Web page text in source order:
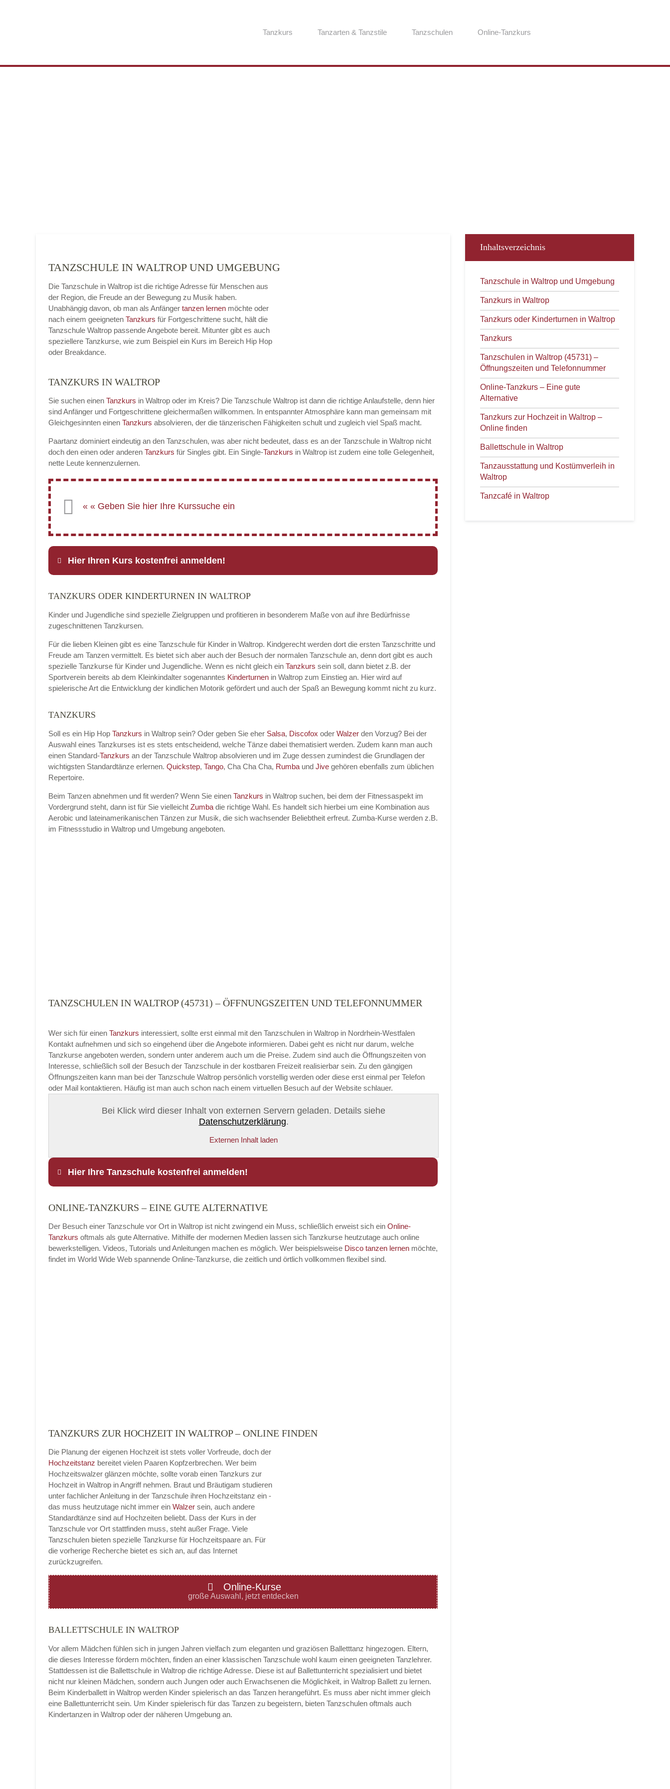
Tanzkurs Tanzarten & Tanzstile Tanzschulen Online-Tanzkurs
TANZSCHULE IN WALTROP UND UMGEBUNG
Die Tanzschule in Waltrop ist die richtige Adresse für Menschen aus
der Region, die Freude an der Bewegung zu Musik haben.
Unabhängig davon, ob man als Anfänger tanzen lernen möchte oder
nach einem geeigneten Tanzkurs für Fortgeschrittene sucht, hält die
Tanzschule Waltrop passende Angebote bereit. Mitunter gibt es auch
speziellere Tanzkurse, wie zum Beispiel ein Kurs im Bereich Hip Hop
oder Breakdance.
TANZKURS IN WALTROP
Sie suchen einen Tanzkurs in Waltrop oder im Kreis? Die Tanzschule Waltrop ist dann die richtige Anlaufstelle, denn hier
sind Anfänger und Fortgeschrittene gleichermaßen willkommen. In entspannter Atmosphäre kann man gemeinsam mit
Gleichgesinnten einen Tanzkurs absolvieren, der die tänzerischen Fähigkeiten schult und zugleich viel Spaß macht.
Paartanz dominiert eindeutig an den Tanzschulen, was aber nicht bedeutet, dass es an der Tanzschule in Waltrop nicht
doch den einen oder anderen Tanzkurs für Singles gibt. Ein Single-Tanzkurs in Waltrop ist zudem eine tolle Gelegenheit,
nette Leute kennenzulernen.
Hier Ihren Kurs kostenfrei anmelden!
E-Mail*
Name der Tanzschule
Kontakt E-Mail
Kontakt Telefonnummer
ABSENDEN
TANZKURS ODER KINDERTURNEN IN WALTROP
Kinder und Jugendliche sind spezielle Zielgruppen und profitieren in besonderem Maße von auf ihre Bedürfnisse
zugeschnittenen Tanzkursen.
Für die lieben Kleinen gibt es eine Tanzschule für Kinder in Waltrop. Kindgerecht werden dort die ersten Tanzschritte und
Freude am Tanzen vermittelt. Es bietet sich aber auch der Besuch der normalen Tanzschule an, denn dort gibt es auch
spezielle Tanzkurse für Kinder und Jugendliche. Wenn es nicht gleich ein Tanzkurs sein soll, dann bietet z.B. der
Sportverein bereits ab dem Kleinkindalter sogenanntes Kinderturnen in Waltrop zum Einstieg an. Hier wird auf
spielerische Art die Entwicklung der kindlichen Motorik gefördert und auch der Spaß an Bewegung kommt nicht zu kurz.
TANZKURS
Soll es ein Hip Hop Tanzkurs in Waltrop sein? Oder geben Sie eher Salsa, Discofox oder Walzer den Vorzug? Bei der
Auswahl eines Tanzkurses ist es stets entscheidend, welche Tänze dabei thematisiert werden. Zudem kann man auch
einen Standard-Tanzkurs an der Tanzschule Waltrop absolvieren und im Zuge dessen zumindest die Grundlagen der
wichtigsten Standardtänze erlernen. Quickstep, Tango, Cha Cha Cha, Rumba und Jive gehören ebenfalls zum üblichen
Repertoire.
Beim Tanzen abnehmen und fit werden? Wenn Sie einen Tanzkurs in Waltrop suchen, bei dem der Fitnessaspekt im
Vordergrund steht, dann ist für Sie vielleicht Zumba die richtige Wahl. Es handelt sich hierbei um eine Kombination aus
Aerobic und lateinamerikanischen Tänzen zur Musik, die sich wachsender Beliebtheit erfreut. Zumba-Kurse werden z.B.
im Fitnessstudio in Waltrop und Umgebung angeboten.
TANZSCHULEN IN WALTROP (45731) – ÖFFNUNGSZEITEN UND TELEFONNUMMER
Wer sich für einen Tanzkurs interessiert, sollte erst einmal mit den Tanzschulen in Waltrop in Nordrhein-Westfalen
Kontakt aufnehmen und sich so eingehend über die Angebote informieren. Dabei geht es nicht nur darum, welche
Tanzkurse angeboten werden, sondern unter anderem auch um die Preise. Zudem sind auch die Öffnungszeiten von
Interesse, schließlich soll der Besuch der Tanzschule in der kostbaren Freizeit realisierbar sein. Zu den gängigen
Öffnungszeiten kann man bei der Tanzschule Waltrop persönlich vorstellig werden oder diese erst einmal per Telefon
oder Mail kontaktieren. Häufig ist man auch schon nach einem virtuellen Besuch auf der Website schlauer.
Bei Klick wird dieser Inhalt von externen Servern geladen. Details siehe
Datenschutzerklärung.
Externen Inhalt laden
Hier Ihre Tanzschule kostenfrei anmelden!
E-Mail*
Telefonnummer
E-Mail-Adresse
—
HINZUFÜGEN
Mittwoch — ÖFFNUNGSZEITEN
ONLINE-TANZKURS – EINE GUTE ALTERNATIVE
Der Besuch einer Tanzschule vor Ort in Waltrop ist nicht zwingend ein Muss, schließlich erweist sich ein Online-
Tanzkurs oftmals als gute Alternative. Mithilfe der modernen Medien lassen sich Tanzkurse heutzutage auch online
bewerkstelligen. Videos, Tutorials und Anleitungen machen es möglich. Wer beispielsweise Disco tanzen lernen möchte,
findet im World Wide Web spannende Online-Tanzkurse, die zeitlich und örtlich vollkommen flexibel sind.
TANZKURS ZUR HOCHZEIT IN WALTROP – ONLINE FINDEN
Die Planung der eigenen Hochzeit ist stets voller Vorfreude, doch der
Hochzeitstanz bereitet vielen Paaren Kopfzerbrechen. Wer beim
Hochzeitswalzer glänzen möchte, sollte vorab einen Tanzkurs zur
Hochzeit in Waltrop in Angriff nehmen. Braut und Bräutigam studieren
unter fachlicher Anleitung in der Tanzschule ihren Hochzeitstanz ein -
das muss heutzutage nicht immer ein Walzer sein, auch andere
Standardtänze sind auf Hochzeiten beliebt. Dass der Kurs in der
Tanzschule vor Ort stattfinden muss, steht außer Frage. Viele
Tanzschulen bieten spezielle Tanzkurse für Hochzeitspaare an. Für
die vorherige Recherche bietet es sich an, auf das Internet
zurückzugreifen.
Online-Kurse
große Auswahl, jetzt entdecken
BALLETTSCHULE IN WALTROP
Vor allem Mädchen fühlen sich in jungen Jahren vielfach zum eleganten und graziösen Balletttanz hingezogen. Eltern,
die dieses Interesse fördern möchten, finden an einer klassischen Tanzschule wohl kaum einen geeigneten Tanzlehrer.
Stattdessen ist die Ballettschule in Waltrop die richtige Adresse. Diese ist auf Ballettunterricht spezialisiert und bietet
nicht nur kleinen Mädchen, sondern auch Jungen oder auch Erwachsenen die Möglichkeit, in Waltrop Ballett zu lernen.
Beim Kinderballett in Waltrop werden Kinder spielerisch an das Tanzen herangeführt. Es muss aber nicht immer gleich
eine Ballettunterricht sein. Um Kinder spielerisch für das Tanzen zu begeistern, bieten Tanzschulen oftmals auch
Kindertanzen in Waltrop oder der näheren Umgebung an.
Inhaltsverzeichnis
Tanzschule in Waltrop und Umgebung
Tanzkurs in Waltrop
Tanzkurs oder Kinderturnen in Waltrop
Tanzkurs
Tanzschulen in Waltrop (45731) –
Öffnungszeiten und Telefonnummer
Online-Tanzkurs – Eine gute
Alternative
Tanzkurs zur Hochzeit in Waltrop –
Online finden
Ballettschule in Waltrop
Tanzausstattung und Kostümverleih in
Waltrop
Tanzcafé in Waltrop